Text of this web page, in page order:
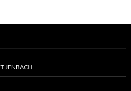
JENBACH